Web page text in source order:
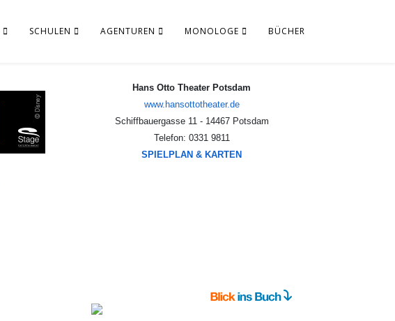
SCHULEN AGENTUREN MONOLOGE BÜCHER
www.hansottotheater.de
Schiffbauergasse 11 - 14467 Potsdam
Telefon: 0331 9811
SPIELPLAN & KARTEN